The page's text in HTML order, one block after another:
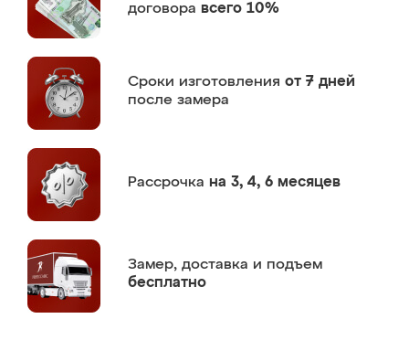
договора всего 10%
Сроки изготовления от 7 дней
после замера
Рассрочка на 3, 4, 6 месяцев
Замер, доставка и подъем
бесплатно